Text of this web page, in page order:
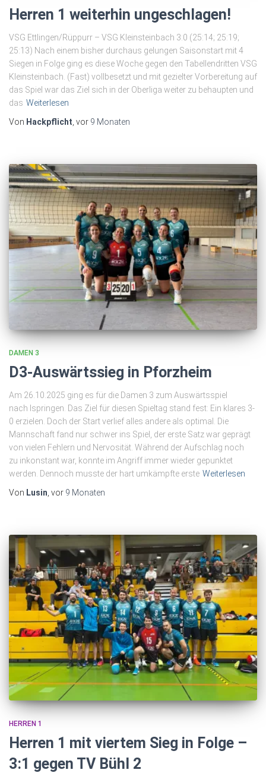
Herren 1 weiterhin ungeschlagen!
VSG Ettlingen/Rüppurr – VSG Kleinsteinbach 3:0 (25:14; 25:19;
25:13) Nach einem bisher durchaus gelungen Saisonstart mit 4
Siegen in Folge ging es diese Woche gegen den Tabellendritten VSG
Kleinsteinbach. (Fast) vollbesetzt und mit gezielter Vorbereitung auf
das Spiel war das Ziel sich in der Oberliga weiter zu behaupten und
das Weiterlesen
Von Hackpflicht, vor 9 Monaten
DAMEN 3
D3-Auswärtssieg in Pforzheim
Am 26.10.2025 ging es für die Damen 3 zum Auswärtsspiel
nach Ispringen. Das Ziel für diesen Spieltag stand fest: Ein klares 3-
0 erzielen. Doch der Start verlief alles andere als optimal. Die
Mannschaft fand nur schwer ins Spiel, der erste Satz war geprägt
von vielen Fehlern und Nervosität. Während der Aufschlag noch
zu inkonstant war, konnte im Angriff immer wieder gepunktet
werden. Dennoch musste der hart umkämpfte erste Weiterlesen
Von Lusin , vor 9 Monaten
HERREN 1
Herren 1 mit viertem Sieg in Folge –
3:1 gegen TV Bühl 2